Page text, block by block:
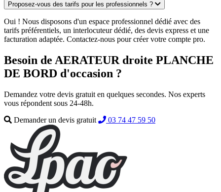
Proposez-vous des tarifs pour les professionnels ?
Oui ! Nous disposons d'un espace professionnel dédié avec des
tarifs préférentiels, un interlocuteur dédié, des devis express et une
facturation adaptée. Contactez-nous pour créer votre compte pro.
Besoin de AERATEUR droite PLANCHE
DE BORD d'occasion ?
Demandez votre devis gratuit en quelques secondes. Nos experts
vous répondent sous 24-48h.
Demander un devis gratuit
03 74 47 59 50